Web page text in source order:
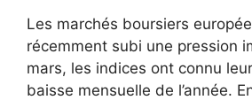
Les marchés boursiers
récemment subi une pression
mars, les indices ont connu
baisse mensuelle de l’année.